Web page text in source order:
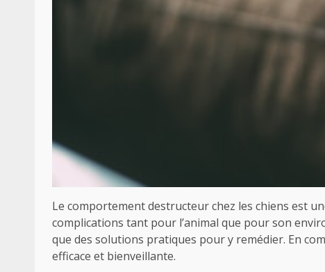
Le comportement destructeur chez les chiens est
complications tant pour l’animal que pour son
que des solutions pratiques pour y remédier. En
efficace et bienveillante.